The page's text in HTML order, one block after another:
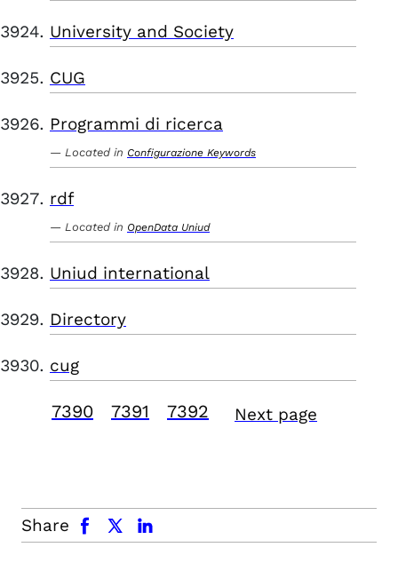
University and Society
CUG
Programmi di ricerca
Located in Configurazione Keywords
rdf
Located in OpenData Uniud
Uniud international
Directory
cug
7390 7391 7392 Next page
Share
facebook x.com linkedin